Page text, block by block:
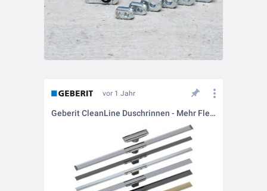
vor 1 Jahr
Geberit CleanLine Duschrinnen - Mehr Flexibilität mit neuen Formaten